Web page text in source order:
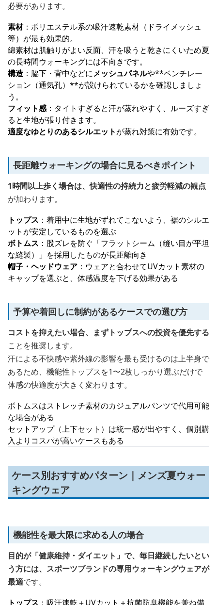
必要があります。
素材：ポリエステル系の吸汗速乾素材（ドライメッシュ
等）が最も効果的。
綿素材は肌触りがよい反面、汗を吸うと乾きにくいため夏
の長時間ウォーキングには不向きです。
構造 ：脇下・背中などにメッシュパネルや**ベンチレー
ション（通気孔）**が設けられているかを確認しましょ
う。
フィット感：タイトすぎると汗が蒸れやすく、ルーズすぎ
ると生地が張り付きます。
適度なゆとりのあるシルエットが蒸れ対策に有効です。
長距離ウォーキングの場合に見るべきポイント
1時間以上歩く場合は、快適性の持続力と疲労軽減の観点
が加わります。
トップス ：着用中に生地がずれてこないよう、裾のシルエ
ットが安定しているものを選ぶ
ボトムス ：股ズレを防ぐ「フラットシーム（縫い目が平坦
な縫製）」を採用したものが長距離向き
帽子・ヘッドウェア ：ウェアと合わせてUVカット素材の
キャップを選ぶと、体感温度を下げる効果がある
予算や着回しに制約があるケースでの選び方
コストを抑えたい場合、まずトップスへの投資を優先する
ことを推奨します。
汗による不快感や紫外線の影響を最も受けるのは上半身で
あるため、機能性トップスを1〜2枚しっかり選ぶだけで
体感の快適度が大きく変わります。
ボトムスはストレッチ素材のカジュアルパンツで代用可能
な場合がある
セットアップ（上下セット）は統一感が出やすく、個別購
入よりコスパが高いケースもある
ケース別おすすめパターン｜メンズ夏ウォー
キングウェア
機能性を最大限に求める人の場合
目的が「健康維持・ダイエット」で、毎日継続したいとい
う方には、スポーツブランドの専用ウォーキングウェアが
最適です。
トップス ：吸汗速乾＋UVカット＋抗菌防臭機能を兼ね備